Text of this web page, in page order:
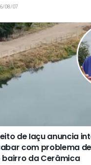
08/07
de Iaçu anuncia
com problema de
da Cerâmica